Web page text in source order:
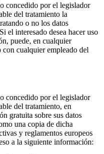
concedido por el legislador
del tratamiento la
o no los datos
el interesado desea hacer uso
puede, en cualquier
con cualquier empleado del
concedido por el legislador
del tratamiento, en
gratuita sobre sus datos
una copia de dicha
y reglamentos europeos
a la siguiente información: